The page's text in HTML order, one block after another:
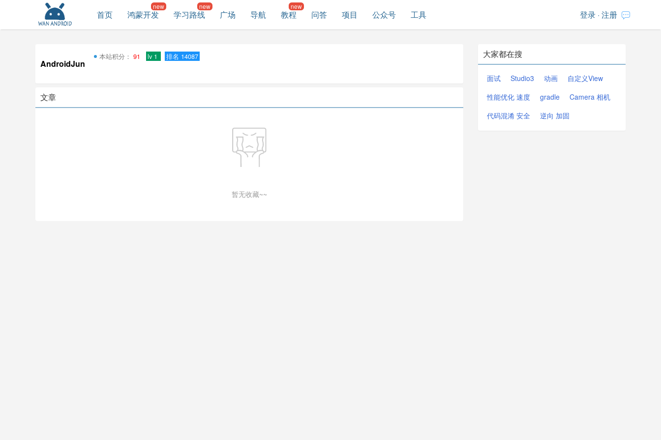
首页 鸿蒙开发 学习路线 广场 导航 教程 问答 项目 公众号 工具 登录 · 注册
AndroidJun
本站积分： 91 lv 1 排名 14087
文章
暂无收藏~~
大家都在搜
面试 Studio3 动画
自定义View
性能优化 速度
gradle
Camera 相机
代码混淆 安全
逆向 加固